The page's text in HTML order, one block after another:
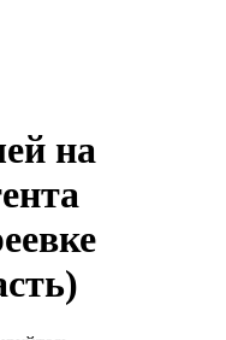
на